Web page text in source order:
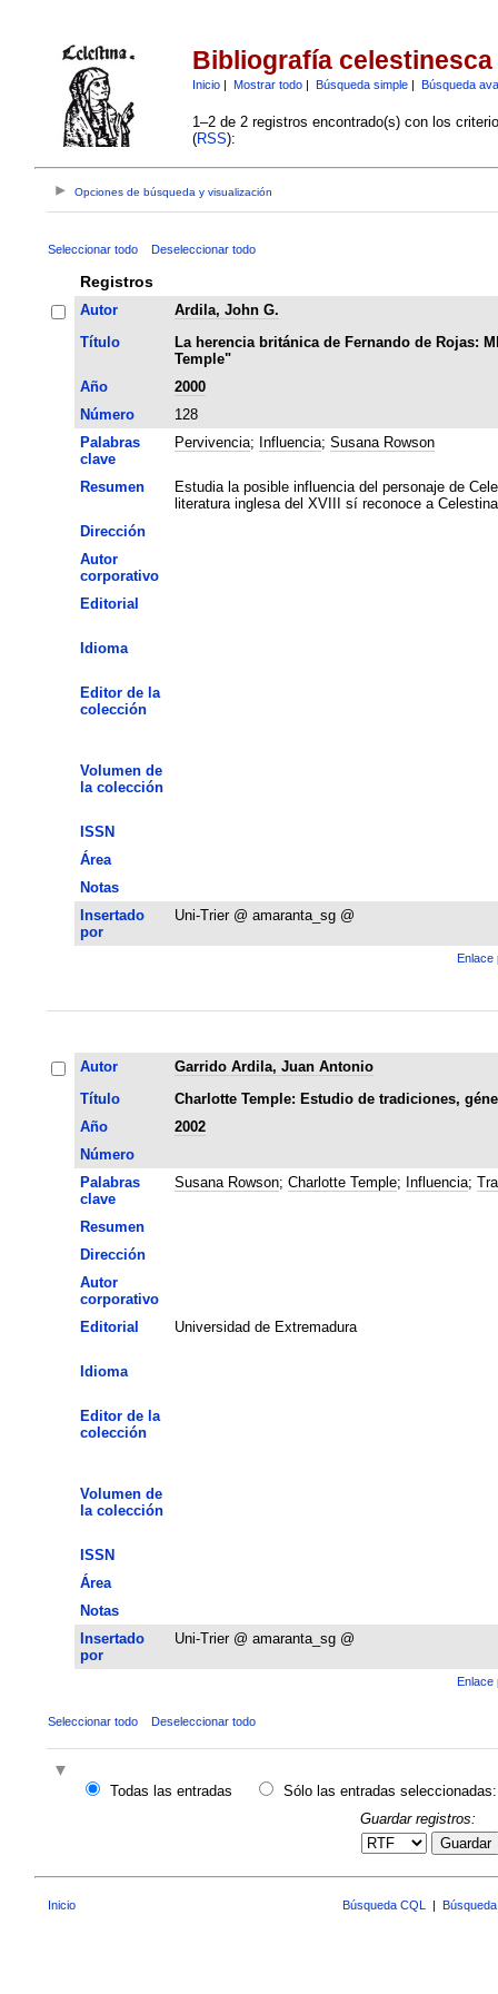
Bibliografía celestinesca
Inicio| Mostrar todo| Búsqueda simple| Búsqueda
1–2 de 2 registros encontrado(s) con los
(RSS):
Opciones de búsqueda y visualización
Seleccionar todo Deseleccionar todo
Registros
Autor
Ardila, John G.
Título
La herencia británica de Fernando de Rojas:
Temple"
Año
2000
Número
128
Palabras
clave
Pervivencia; Influencia; Susana Rowson
Resumen
Estudia la posible influencia del personaje de
literatura inglesa del XVIII sí reconoce a
Dirección
Autor
corporativo
Editorial
Idioma
Editor de la
colección
Volumen de
la colección
ISSN
Área
Notas
Insertado
por
Uni-Trier @ amaranta_sg @
Enlace
Autor
Garrido Ardila, Juan Antonio
Título
Charlotte Temple: Estudio de tradiciones,
Año
2002
Número
Palabras
clave
Susana Rowson; Charlotte Temple; Influencia;
Resumen
Dirección
Autor
corporativo
Editorial
Universidad de Extremadura
Idioma
Editor de la
colección
Volumen de
la colección
ISSN
Área
Notas
Insertado
por
Uni-Trier @ amaranta_sg @
Enlace
Seleccionar todo Deseleccionar todo
Todas las entradas
Sólo las entradas seleccionadas:
Guardar registros:
Guardar
Inicio Búsqueda CQL